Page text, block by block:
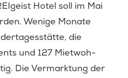
Hotel soll im Mai
Wenige Monate
die
und 127 Mietwoh­
Die Vermark­tung der